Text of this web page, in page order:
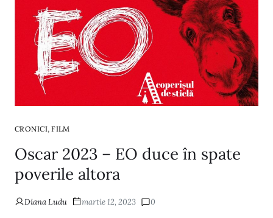
CRONICI,FILM
Oscar 2023 – EO duce în spate
poverile altora
Diana Ludu martie 12, 2023 0